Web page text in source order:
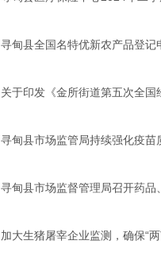
寻甸县全国名特优新农产品登
关于印发《金所街道第五次全
寻甸县市场监管局持续强化疫
寻甸县市场监督管理局召开药
加大生猪屠宰企业监测，确保“